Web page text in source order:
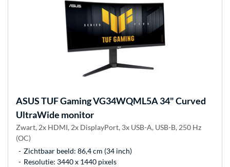
ASUSTUF Gaming VG34WQML5A 34" Curved
UltraWide monitor
Zwart, 2x HDMI, 2x DisplayPort, 3x USB-A, USB-B, 250 Hz
(OC)
Zichtbaar beeld: 86,4 cm (34 inch)
Resolutie: 3440 x 1440 pixels